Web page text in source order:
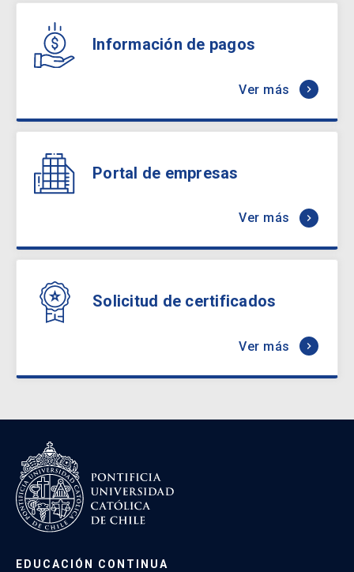
Información de pagos
Ver más keyboard_arrow_right
Portal de empresas
Ver más keyboard_arrow_right
Solicitud de certificados
Ver más keyboard_arrow_right
EDUCACIÓN CONTINUA